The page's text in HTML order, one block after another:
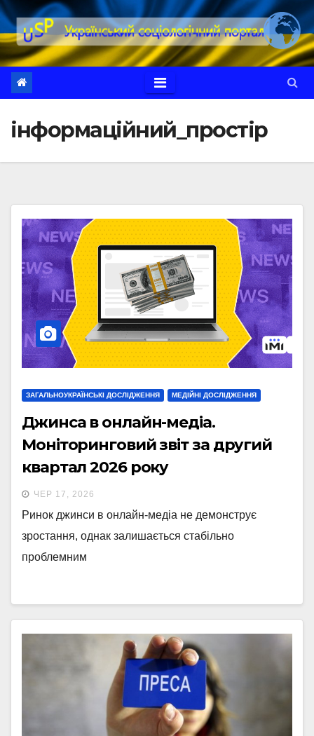
Перейти
до
вмісту
інформаційний_простір
ЗАГАЛЬНОУКРАЇНСЬКІ ДОСЛІДЖЕННЯ МЕДІЙНІ ДОСЛІДЖЕННЯ
Джинса в онлайн-медіа.
Моніторинговий звіт за другий
квартал 2026 року
ЧЕР 17, 2026
Ринок джинси в онлайн-медіа не демонструє
зростання, однак залишається стабільно
проблемним